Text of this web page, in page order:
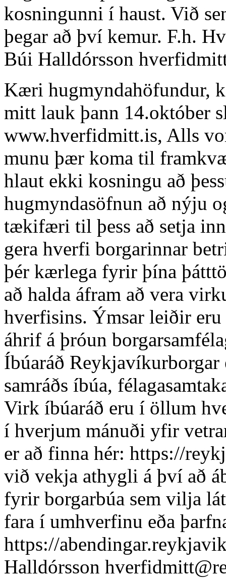
kosningunni í haust. Við
þegar að því kemur. F.h.
Búi Halldórsson
Kæri hugmyndahöfundur,
mitt lauk þann 14.október
www.hverfidmitt.is, Alls
munu þær koma til
hlaut ekki kosningu að
hugmyndasöfnun að nýju
tækifæri til þess að setja
gera hverfi borgarinnar
þér kærlega fyrir þína
að halda áfram að vera
hverfisins. Ýmsar leiðir
áhrif á þróun
Íbúaráð
samráðs íbúa,
Virk íbúaráð eru í öllum
í hverjum mánuði yfir
er að finna hér: https://
við vekja athygli á því að
fyrir borgarbúa sem vilja
fara í umhverfinu eða
https://
Halldórsson